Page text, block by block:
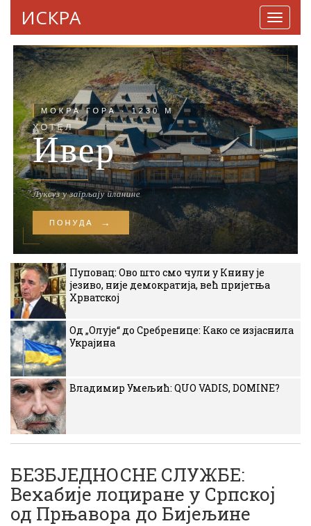
ИСКРА
Пуповац: Ово што смо чули у Книну је
језиво, није демократија, већ пријетња
Хрватској
Од „Олује“ до Сребренице: Како се изјаснила
Украјина
Владимир Умељић: QUO VADIS, DOMINE?
БЕЗБЈЕДНОСНЕ СЛУЖБЕ:
Вехабије лоциране у Српској
од Прњавора до Бијељине